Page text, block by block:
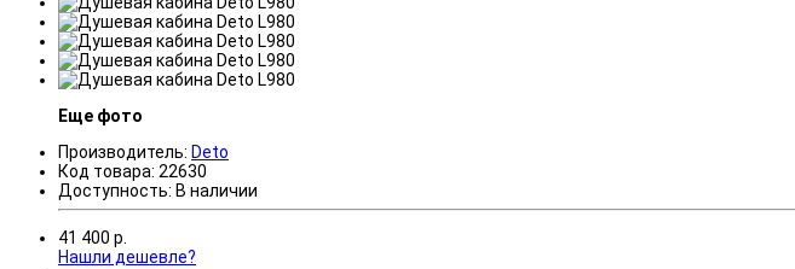
Еще фото
Производитель: Deto
Код товара: 22630
Доступность: В наличии
41 400 р.
Нашли дешевле?